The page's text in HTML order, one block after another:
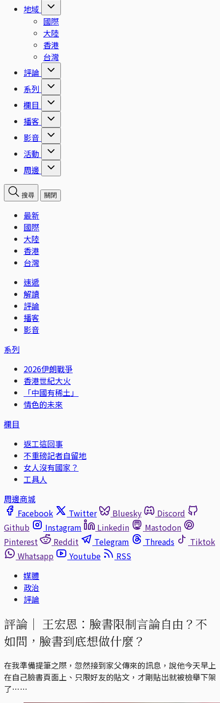
地域
國際
大陸
香港
台灣
評論
系列
欄目
播客
影音
活動
周邊
搜尋 關閉
最新
國際
大陸
香港
台灣
速遞
解讀
評論
播客
影音
系列
2026伊朗戰爭
香港世紀大火
「中國有稀土」
情色的未來
欄目
返工這回事
不重磅記者自留地
女人沒有國家？
工具人
周邊商城
Facebook
Twitter Bluesky
Discord
Github
Instagram Linkedin
Mastodon
Pinterest
Reddit Telegram Threads
Tiktok
Whatsapp
Youtube
RSS
媒體
政治
評論
評論｜ 王宏恩：臉書限制言論自由？不
如問，臉書到底想做什麼？
在我準備提筆之際，忽然接到家父傳來的訊息，說他今天早上
在自己臉書頁面上、只限好友的貼文，才剛貼出就被檢舉下架
了……